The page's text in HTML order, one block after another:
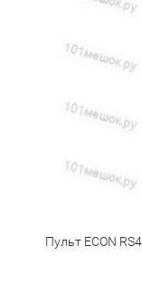
Пульт ECON